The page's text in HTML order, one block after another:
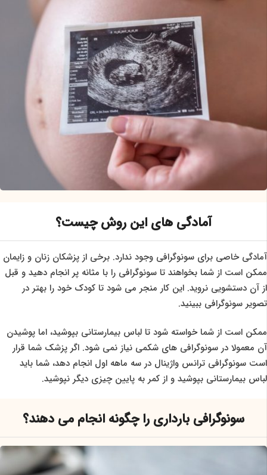
آمادگی های این روش چیست؟
آمادگی خاصی برای سونوگرافی وجود ندارد. برخی از پزشکان زنان و زایمان
ممکن است از شما بخواهند تا سونوگرافی را با مثانه پر انجام دهید و قبل
از آن دستشویی نروید. این کار منجر می شود تا کودک خود را بهتر در
تصویر سونوگرافی ببینید.
ممکن است از شما خواسته شود تا لباس بیمارستانی بپوشید، اما پوشیدن
آن معمولا در سونوگرافی های شکمی نیاز نمی شود. اگر پزشک شما قرار
است سونوگرافی ترانس واژینال در سه ماهه اول انجام دهد، شما باید
لباس بیمارستانی بپوشید و از کمر به پایین چیزی دیگر نپوشید.
سونوگرافی بارداری را چگونه انجام می دهند؟